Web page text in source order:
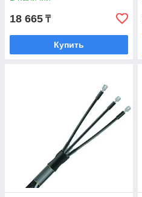
18 665 ₸
Купить